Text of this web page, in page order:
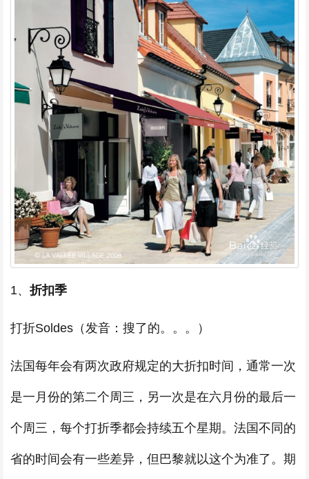
1、 折扣季
打折Soldes（发音：搜了的。。。）
法国每年会有两次政府规定的大折扣时间，通常一次
是一月份的第二个周三，另一次是在六月份的最后一
个周三，每个打折季都会持续五个星期。法国不同的
省的时间会有一些差异，但巴黎就以这个为准了。期